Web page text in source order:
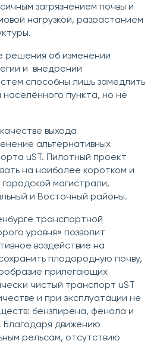
загрязнением почвы и
нагрузкой, разрастанием
об изменении
и внедрении
способны лишь замедлить
населённого пункта, но не
выхода
альтернативных
uST. Пилотный проект
на наиболее коротком и
магистрали,
и Восточный районы.
транспортной
уровня» позволит
воздействие на
плодородную почву,
прилегающих
чистый транспорт uST
и при эксплуатации не
бензпирена, фенола и
Благодаря движению
рельсам, отсутствию